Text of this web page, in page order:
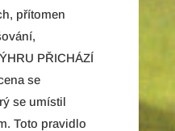
přítomen
PŘICHÁZÍ
se
se umístil
Toto pravidlo